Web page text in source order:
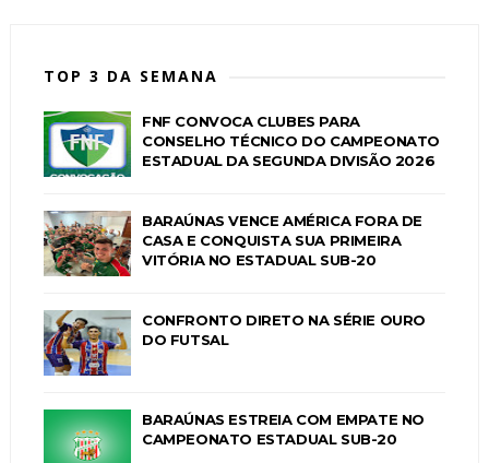
TOP 3 DA SEMANA
FNF CONVOCA CLUBES PARA
CONSELHO TÉCNICO DO CAMPEONATO
ESTADUAL DA SEGUNDA DIVISÃO 2026
BARAÚNAS VENCE AMÉRICA FORA DE
CASA E CONQUISTA SUA PRIMEIRA
VITÓRIA NO ESTADUAL SUB-20
CONFRONTO DIRETO NA SÉRIE OURO
DO FUTSAL
BARAÚNAS ESTREIA COM EMPATE NO
CAMPEONATO ESTADUAL SUB-20